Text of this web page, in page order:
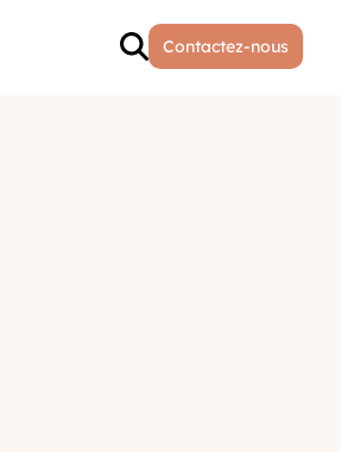
Contactez-nous